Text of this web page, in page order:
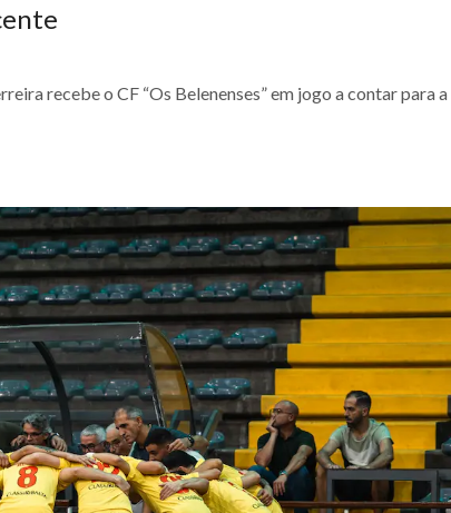
recebe o CF “Os Belenenses” em jogo a contar para a